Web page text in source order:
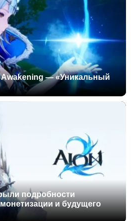
— «Уникальный
подробности
и будущего